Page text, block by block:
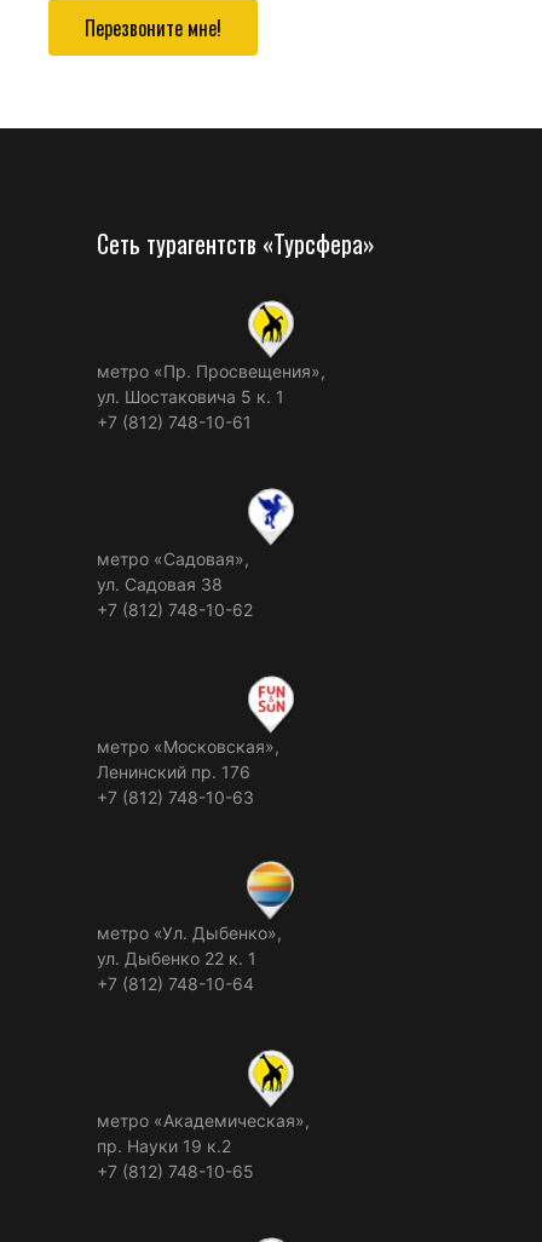
Перезвоните мне!
Сеть турагентств «Турсфера»
метро «Пр. Просвещения»,
ул. Шостаковича 5 к. 1
+7 (812) 748-10-61
метро «Садовая»,
ул. Садовая 38
+7 (812) 748-10-62
метро «Московская»,
Ленинский пр. 176
+7 (812) 748-10-63
метро «Ул. Дыбенко»,
ул. Дыбенко 22 к. 1
+7 (812) 748-10-64
метро «Академическая»,
пр. Науки 19 к.2
+7 (812) 748-10-65